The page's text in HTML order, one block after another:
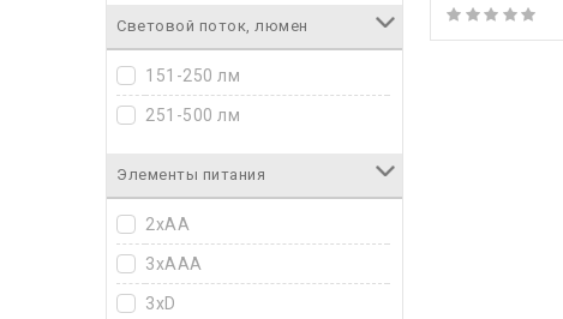
Световой поток, люмен
151-250 лм
251-500 лм
Элементы питания
2хАА
3xAAA
3xD